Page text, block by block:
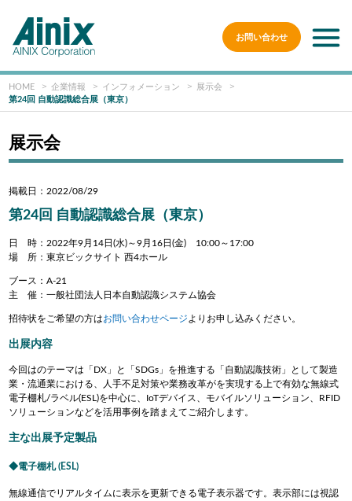
お問い合わせ
HOME 企業情報 インフォメーション
展示会
第24回 自動認識総合展（東京）
展示会
掲載日：2022/08/29
第24回 自動認識総合展（東京）
日 時：2022年9月14日(水)～9月16日(金) 10:00～17:00
場 所：東京ビックサイト 西4ホール
ブース：A-21
主 催：一般社団法人日本自動認識システム協会
招待状をご希望の方はお問い合わせページ よりお申し込みください。
出展内容
今回はのテーマは「DX」と「SDGs」を推進する「自動認識技術」として製造
業・流通業における、人手不足対策や業務改革がを実現する上で有効な無線式
電子棚札/ラベル(ESL)を中心に、IoTデバイス、モバイルソリューション、RFID
ソリューションなどを活用事例を踏まえて ご紹介します。
主な出展予定製品
電子棚札 (ESL)
無線通信でリアルタイムに表示を更新できる電子表示器です。表示部には視認